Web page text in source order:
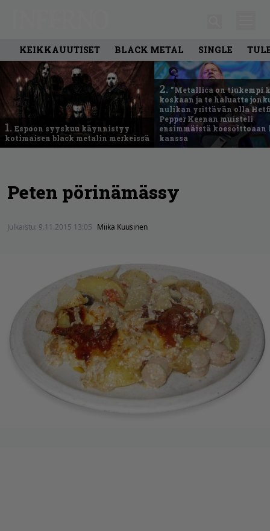
KEIKKAUUTISET BLACK METAL SINGLE
1. Espoon syyskuu käynnistyy
kotimaisen black metalin merkeissä
2. ”Metallica on tiukempi
koskaan ja te haluatte
nulikan yrittävän olla
Pepper Keenan muisteli
ensimmäistä
kanssa
Peten pörinämässy
Julkaistu: 9.11.2015 13:05 Miika Kuusinen